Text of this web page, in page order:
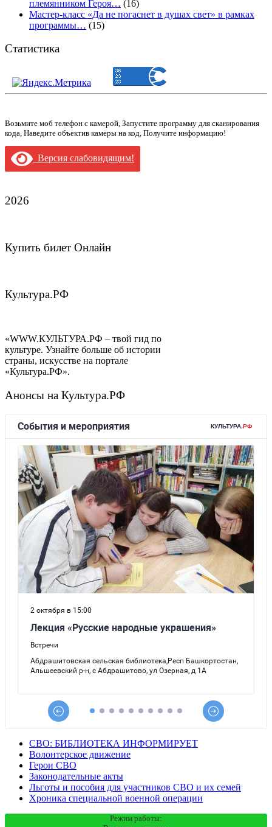
племянником Героя… (16)
Мастер-класс «Да не погаснет в душах свет» в рамках
программы… (15)
Статистика
Возьмите моб телефон с камерой, Запустите программу для сканирования
кода, Наведите объектив камеры на код, Получите информацию!
Версия слабовидящим!
2026
Купить билет Онлайн
Культура.РФ
«WWW.КУЛЬТУРА.РФ – твой гид по
культуре. Узнайте больше об истории
страны, искусстве на портале
«Культура.РФ».
Анонсы на Культура.РФ
СВО: БИБЛИОТЕКА ИНФОРМИРУЕТ
Волонтерское движение
Герои СВО
Законодательные акты
Льготы и пособия для участников СВО и их семей
Хроника специальной военной операции
Режим работы: